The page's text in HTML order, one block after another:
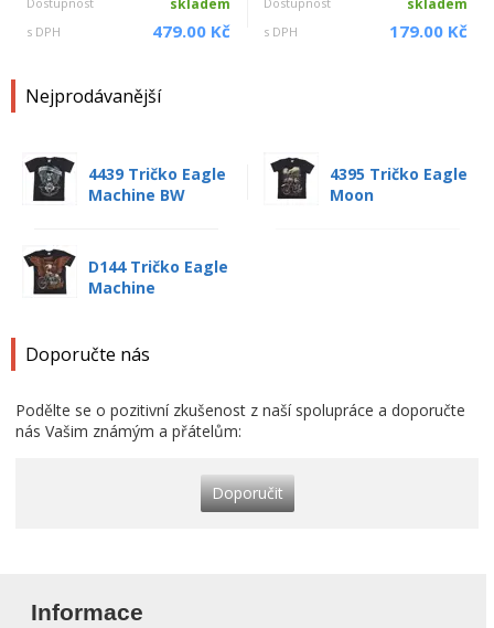
skladem
s DPH 479.00 Kč
skladem
s DPH 179.00 Kč
Nejprodávanější
4439 Tričko Eagle
Machine BW
4395 Tričko Eagle
Moon
D144 Tričko Eagle
Machine
Doporučte nás
Podělte se o pozitivní zkušenost z naší spolupráce a doporučte
nás Vašim známým a přátelům:
Doporučit
Informace